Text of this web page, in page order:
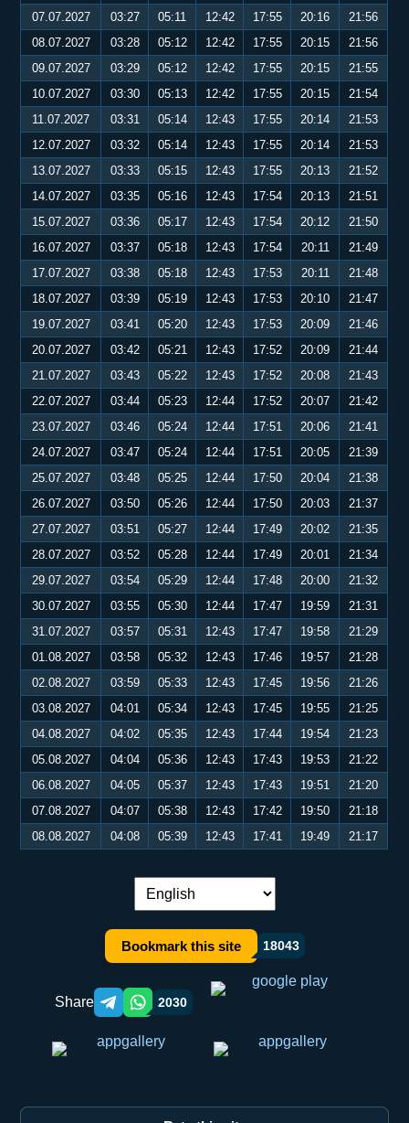
07.07.2027
03:27 05:11 12:42 17:55 20:16
21:56
08.07.2027
03:28 05:12 12:42 17:55 20:15
21:56
09.07.2027
03:29 05:12 12:42 17:55 20:15
21:55
10.07.2027
03:30 05:13 12:42 17:55 20:15
21:54
11.07.2027
03:31 05:14 12:43 17:55 20:14
21:53
12.07.2027
03:32 05:14 12:43 17:55 20:14
21:53
13.07.2027
03:33 05:15 12:43 17:55 20:13
21:52
14.07.2027
03:35 05:16 12:43 17:54 20:13
21:51
15.07.2027
03:36 05:17 12:43 17:54 20:12
21:50
16.07.2027
03:37 05:18 12:43 17:54 20:11
21:49
17.07.2027
03:38 05:18 12:43 17:53 20:11
21:48
18.07.2027
03:39 05:19 12:43 17:53 20:10
21:47
19.07.2027
03:41 05:20 12:43 17:53 20:09
21:46
20.07.2027
03:42 05:21 12:43 17:52 20:09
21:44
21.07.2027
03:43 05:22 12:43 17:52 20:08
21:43
22.07.2027
03:44 05:23 12:44 17:52 20:07
21:42
23.07.2027
03:46 05:24 12:44 17:51 20:06
21:41
24.07.2027
03:47 05:24 12:44 17:51 20:05
21:39
25.07.2027
03:48 05:25 12:44 17:50 20:04
21:38
26.07.2027
03:50 05:26 12:44 17:50 20:03
21:37
27.07.2027
03:51 05:27 12:44 17:49 20:02
21:35
28.07.2027
03:52 05:28 12:44 17:49 20:01
21:34
29.07.2027
03:54 05:29 12:44 17:48 20:00
21:32
30.07.2027
03:55 05:30 12:44 17:47 19:59
21:31
31.07.2027
03:57 05:31 12:43 17:47 19:58
21:29
01.08.2027
03:58 05:32 12:43 17:46 19:57
21:28
02.08.2027
03:59 05:33 12:43 17:45 19:56
21:26
03.08.2027
04:01 05:34 12:43 17:45 19:55
21:25
04.08.2027
04:02 05:35 12:43 17:44 19:54
21:23
05.08.2027
04:04 05:36 12:43 17:43 19:53
21:22
06.08.2027
04:05 05:37 12:43 17:43 19:51
21:20
07.08.2027
04:07 05:38 12:43 17:42 19:50
21:18
08.08.2027
04:08 05:39 12:43 17:41 19:49 21:17
Language switch:
Bookmark this site 18043
Share Telegram orqali ulashish
WhatsApp orqali ulashish
2030